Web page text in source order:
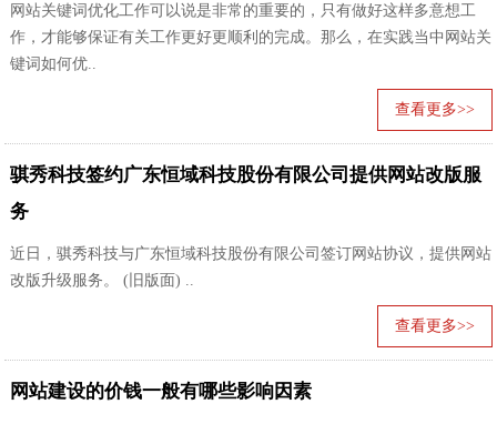
网站关键词优化工作可以说是非常的重要的，只有做好这样多意想工
作，才能够保证有关工作更好更顺利的完成。那么，在实践当中网站关
键词如何优..
查看更多>>
骐秀科技签约广东恒域科技股份有限公司提供网站改版服
务
近日，骐秀科技与广东恒域科技股份有限公司签订网站协议，提供网站
改版升级服务。 (旧版面) ..
查看更多>>
网站建设的价钱一般有哪些影响因素